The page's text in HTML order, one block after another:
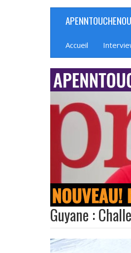
Navigation
Accueil
banniere_img
Guyane :